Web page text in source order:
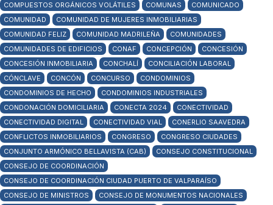
COMPUESTOS ORGÁNICOS VOLÁTILES
COMUNAS
COMUNICADO
COMUNIDAD
COMUNIDAD DE MUJERES INMOBILIARIAS
COMUNIDAD FELIZ
COMUNIDAD MADRILEÑA
COMUNIDADES
COMUNIDADES DE EDIFICIOS
CONAF CONCEPCIÓN
CONCESIÓN
CONCESIÓN INMOBILIARIA
CONCHALÍ
CONCILIACIÓN LABORAL
CÓNCLAVE
CONCÓN CONCURSO
CONDOMINIOS
CONDOMINIOS DE HECHO
CONDOMINIOS INDUSTRIALES
CONDONACIÓN DOMICILIARIA
CONECTA 2024
CONECTIVIDAD
CONECTIVIDAD DIGITAL
CONECTIVIDAD VIAL
CONERLIO SAAVEDRA
CONFLICTOS INMOBILIARIOS
CONGRESO
CONGRESO CIUDADES
CONJUNTO ARMÓNICO BELLAVISTA (CAB)
CONSEJO CONSTITUCIONAL
CONSEJO DE COORDINACIÓN
CONSEJO DE COORDINACIÓN CIUDAD PUERTO DE VALPARAÍSO
CONSEJO DE MINISTROS
CONSEJO DE MONUMENTOS NACIONALES